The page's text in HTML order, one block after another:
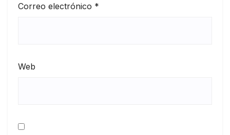
Correo electrónico *
Web